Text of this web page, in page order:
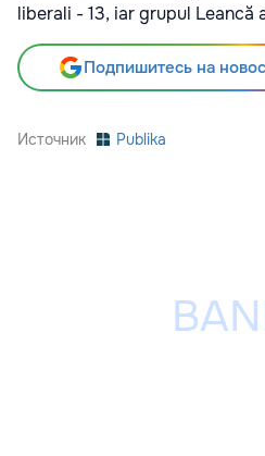
liberali - 13, iar grupul Leancă
Подпишитесь на
Источник Publika